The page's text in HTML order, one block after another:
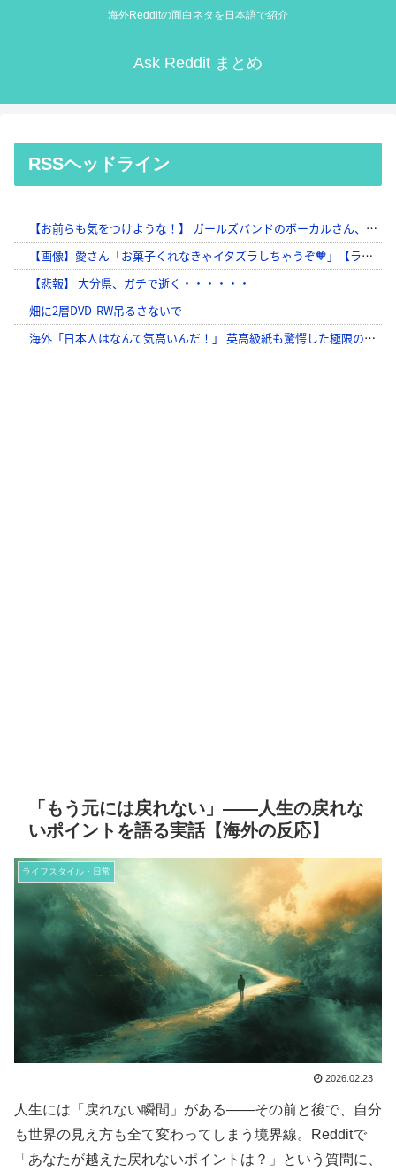
海外Redditの面白ネタを日本語で紹介
Ask Reddit まとめ
RSSヘッドライン
「もう元には戻れない」——人生の戻れな
いポイントを語る実話【海外の反応】
ライフスタイル・日常
2026.02.23
人生には「戻れない瞬間」がある——その前と後で、自分
も世界の見え方も全て変わってしまう境界線。Redditで
「あなたが越えた戻れないポイントは？」という質問に、